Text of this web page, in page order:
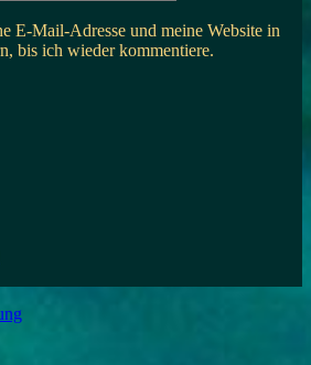
E-Mail-Adresse und meine Website in
bis ich wieder kommentiere.